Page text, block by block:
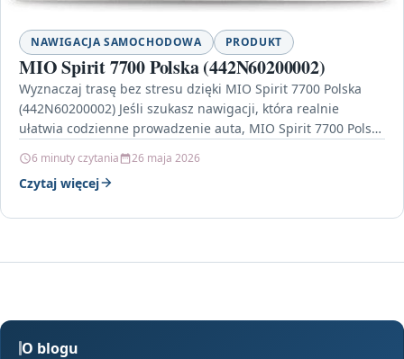
NAWIGACJA SAMOCHODOWA PRODUKT
MIO Spirit 7700 Polska (442N60200002)
Wyznaczaj trasę bez stresu dzięki MIO Spirit 7700 Polska
(442N60200002) Jeśli szukasz nawigacji, która realnie
ułatwia codzienne prowadzenie auta, MIO Spirit 7700 Polska
6 minuty czytania 26 maja 2026
Czytaj więcej
O blogu